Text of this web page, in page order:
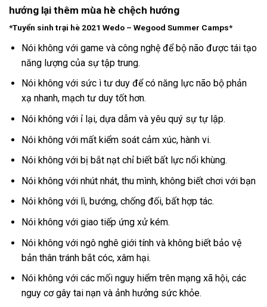
hướng lại thêm mùa hè chệch hướng
*Tuyển sinh trại hè 2021 Wedo – Wegood Summer Camps*
Nói không với game và công nghệ để bộ não được tái tạo
năng lượng của sự tập trung.
Nói không với sức ì tư duy để có năng lực não bộ phản
xạ nhanh, mạch tư duy tốt hơn.
Nói không với ỉ lại, dựa dẫm và yêu quý sự tự lập.
Nói không với mất kiểm soát cảm xúc, hành vi.
Nói không với bị bắt nạt chỉ biết bất lực nổi khùng.
Nói không với nhút nhát, thu mình, không biết chơi với bạn
Nói không với lì, bướng, chống đối, bất hợp tác.
Nói không với giao tiếp ứng xử kém.
Nói không với ngô nghê giới tính và không biết bảo vệ
bản thân tránh bắt cóc, xâm hại.
Nói không với các mối nguy hiểm trên mạng xã hội, các
nguy cơ gây tai nạn và ảnh hưởng sức khỏe.